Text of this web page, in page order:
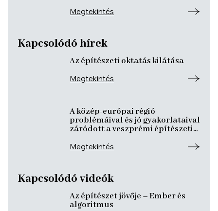
Megtekintés
Kapcsolódó hírek
Az építészeti oktatás kilátása
Megtekintés
A közép-európai régió
problémáival és jó gyakorlataival
záródott a veszprémi építészeti
Megtekintés
Kapcsolódó videók
Az építészet jövője – Ember és
algoritmus